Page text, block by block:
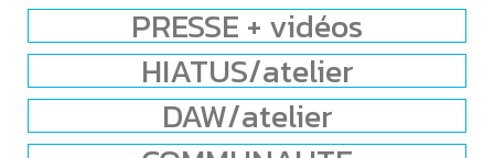
PRESSE + vidéos
HIATUS/atelier
DAW/atelier